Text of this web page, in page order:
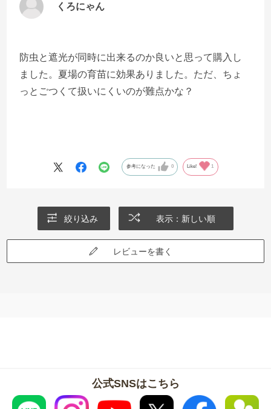
くろにゃん
防虫と遮光が同時に出来るのか良いと思って購入し
ました。夏場の育苗に効果ありました。ただ、ちょ
っとごつくて扱いにくいのが難点かな？
参考になった 0 Like! 1
絞り込み 表示：新しい順
レビューを書く
公式SNSはこちら